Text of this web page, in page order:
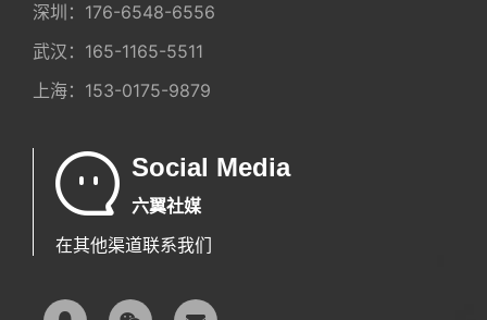
深圳： 176-6548-6556
武汉： 165-1165-5511
上海： 153-0175-9879
Social Media
六翼社媒
在其他渠道联系我们